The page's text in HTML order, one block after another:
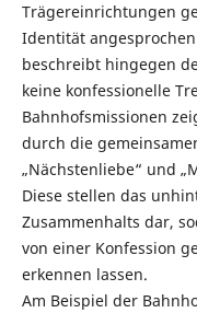
Trägereinrichtungen
Identität
beschreibt hingegen
keine konfessionelle
Bahnhofsmissionen
durch die
„Nächstenliebe“ und
Diese stellen das
Zusammenhalts dar,
von einer Konfession
erkennen lassen.
Am Beispiel der